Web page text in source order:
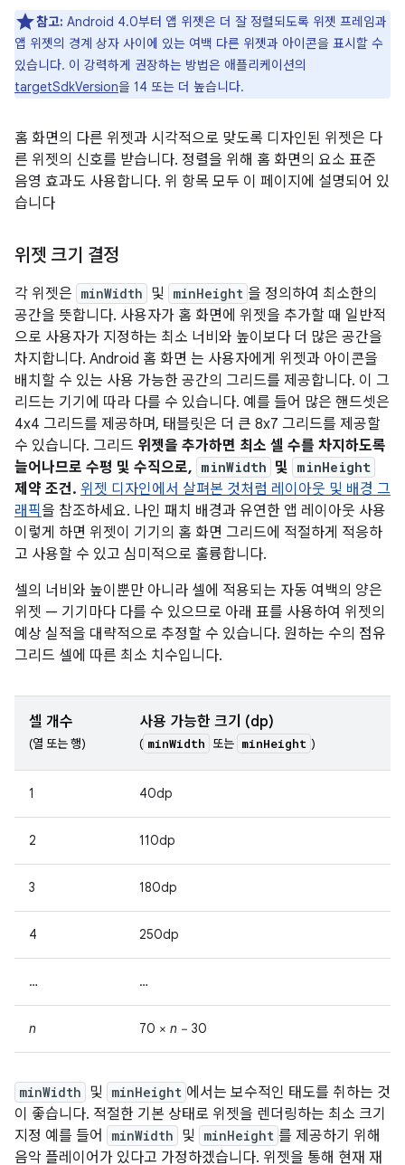
참고: Android 4.0부터 앱 위젯은 더 잘 정렬되도록 위젯 프레임과
앱 위젯의 경계 상자 사이에 있는 여백 다른 위젯과 아이콘을 표시할 수
있습니다. 이 강력하게 권장하는 방법은 애플리케이션의
targetSdkVersion을 14 또는 더 높습니다.
홈 화면의 다른 위젯과 시각적으로 맞도록 디자인된 위젯은 다
른 위젯의 신호를 받습니다. 정렬을 위해 홈 화면의 요소 표준
음영 효과도 사용합니다. 위 항목 모두 이 페이지에 설명되어 있
습니다
위젯 크기 결정
각 위젯은 minWidth 및 minHeight 을 정의하여 최소한의
공간을 뜻합니다. 사용자가 홈 화면에 위젯을 추가할 때 일반적
으로 사용자가 지정하는 최소 너비와 높이보다 더 많은 공간을
차지합니다. Android 홈 화면 는 사용자에게 위젯과 아이콘을
배치할 수 있는 사용 가능한 공간의 그리드를 제공합니다. 이 그
리드는 기기에 따라 다를 수 있습니다. 예를 들어 많은 핸드셋은
4x4 그리드를 제공하며, 태블릿은 더 큰 8x7 그리드를 제공할
수 있습니다. 그리드 위젯을 추가하면 최소 셀 수를 차지하도록
늘어나므로 수평 및 수직으로, minWidth 및 minHeight
제약 조건. 위젯 디자인에서 살펴본 것처럼 레이아웃 및 배경 그
래픽 을 참조하세요. 나인 패치 배경과 유연한 앱 레이아웃 사용
이렇게 하면 위젯이 기기의 홈 화면 그리드에 적절하게 적응하
고 사용할 수 있고 심미적으로 훌륭합니다.
셀의 너비와 높이뿐만 아니라 셀에 적용되는 자동 여백의 양은
위젯 — 기기마다 다를 수 있으므로 아래 표를 사용하여 위젯의
예상 실적을 대략적으로 추정할 수 있습니다. 원하는 수의 점유
그리드 셀에 따른 최소 치수입니다.
셀 개수
(열 또는 행)
사용 가능한 크기 (dp)
( minWidth 또는 minHeight )
1 40dp
2 110dp
3 180dp
4 250dp
… …
n 70 × n − 30
minWidth 및 minHeight 에서는 보수적인 태도를 취하는 것
이 좋습니다. 적절한 기본 상태로 위젯을 렌더링하는 최소 크기
지정 예를 들어
minWidth 및 minHeight 를 제공하기 위해
음악 플레이어가 있다고 가정하겠습니다. 위젯을 통해 현재 재